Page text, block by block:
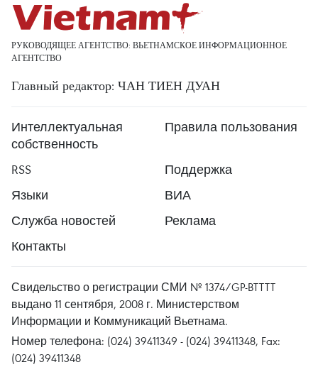
РУКОВОДЯЩЕЕ АГЕНТСТВО: ВЬЕТНАМСКОЕ ИНФОРМАЦИОННОЕ
АГЕНТСТВО
Главный редактор: ЧАН ТИЕН ДУАН
Интеллектуальная
собственность
Правила пользования
RSS
Поддержка
Языки
ВИА
Служба новостей
Реклама
Контакты
Свидельство о регистрации СМИ № 1374/GP-BTTTT
выдано 11 сентября, 2008 г. Министерством
Информации и Коммуникаций Вьетнама.
Номер телефона: (024) 39411349 - (024) 39411348, Fax:
(024) 39411348